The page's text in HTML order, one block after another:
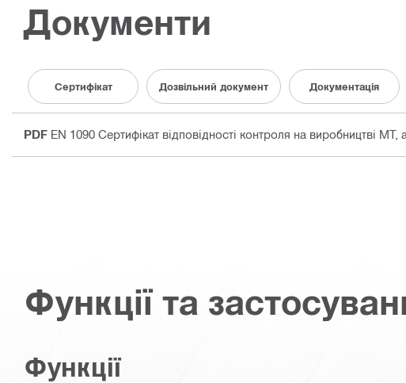
Документи
Сертифікат Дозвільний документ Документація
PDF EN 1090 Сертифікат відповідності контроля на виробництві MT,
Функції та
Функції